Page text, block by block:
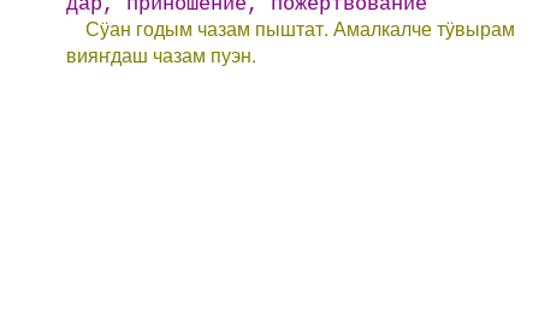
Сӱан годым чазам пыштат. Амалкалче тӱвырам
вияҥдаш чазам пуэн.